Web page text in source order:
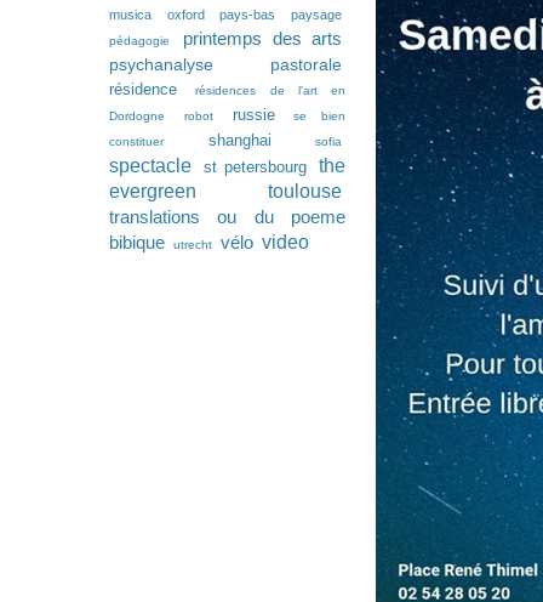
musica oxford pays-bas paysage
pédagogie printemps des arts
psychanalyse pastorale
résidence
résidences de l'art en
Dordogne
robot russie
se bien
constituer
shanghai sofia
spectacle st petersbourg
the
evergreen
toulouse
translations ou du poeme
bibique
utrecht vélo video